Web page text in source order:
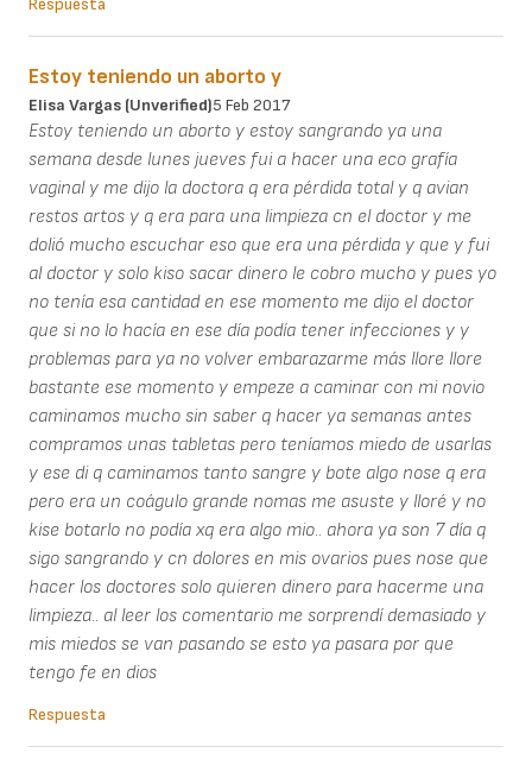
Estoy teniendo un aborto y
Elisa Vargas (unverified)5 Feb 2017
Estoy teniendo un aborto y estoy sangrando ya una
semana desde lunes jueves fui a hacer una eco grafía
vaginal y me dijo la doctora q era pérdida total y q avian
restos artos y q era para una limpieza cn el doctor y me
dolió mucho escuchar eso que era una pérdida y que y fui
al doctor y solo kiso sacar dinero le cobro mucho y pues yo
no tenía esa cantidad en ese momento me dijo el doctor
que si no lo hacía en ese día podía tener infecciones y y
problemas para ya no volver embarazarme más llore llore
bastante ese momento y empeze a caminar con mi novio
caminamos mucho sin saber q hacer ya semanas antes
compramos unas tabletas pero teníamos miedo de usarlas
y ese di q caminamos tanto sangre y bote algo nose q era
pero era un coágulo grande nomas me asuste y lloré y no
kise botarlo no podía xq era algo mio.. ahora ya son 7 día q
sigo sangrando y cn dolores en mis ovarios pues nose que
hacer los doctores solo quieren dinero para hacerme una
limpieza.. al leer los comentario me sorprendí demasiado y
mis miedos se van pasando se esto ya pasara por que
tengo fe en dios
Respuesta